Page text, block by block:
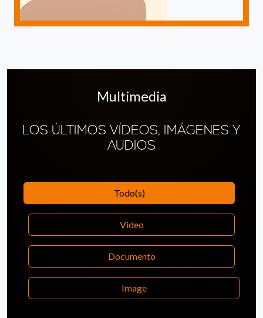
Multimedia
LOS ÚLTIMOS VÍDEOS, IMÁGENES Y
AUDIOS
Todo(s)
Video
Documento
Image